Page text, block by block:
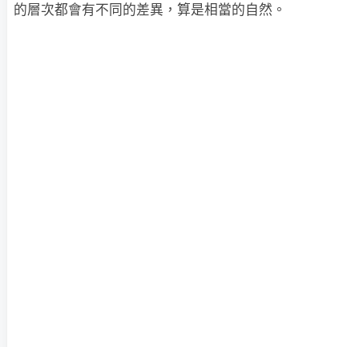
的層次都會有不同的差異，算是相當的自然。